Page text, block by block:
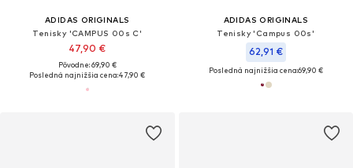
ADIDAS ORIGINALS
Tenisky 'CAMPUS 00s C'
47,90 €
Pôvodne: 69,90 €
Posledná najnižšia cena:47,90 €
ADIDAS ORIGINALS
Tenisky 'Campus 00s'
62,91 €
Posledná najnižšia cena:69,90 €